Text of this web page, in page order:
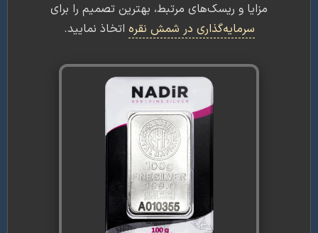
مزایا و ریسک‌های مرتبط، بهترین تصمیم را برای
سرمایه‌گذاری در شمش نقرهاتخاذ نمایید.